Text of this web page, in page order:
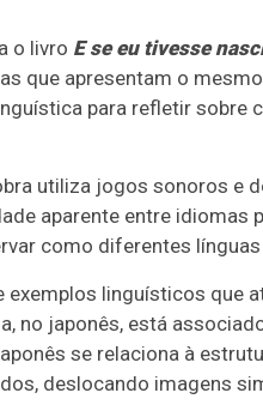
o livro E se eu tivesse
que apresentam o
para refletir sobre
utiliza jogos sonoros e
aparente entre
como diferentes
exemplos linguísticos que
no japonês, está
se relaciona à
deslocando imagens